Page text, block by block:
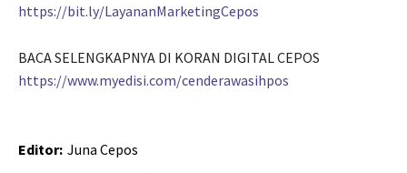
https://bit.ly/LayananMarketingCepos
BACA SELENGKAPNYA DI KORAN DIGITAL CEPOS
https://www.myedisi.com/cenderawasihpos
Editor: Juna Cepos